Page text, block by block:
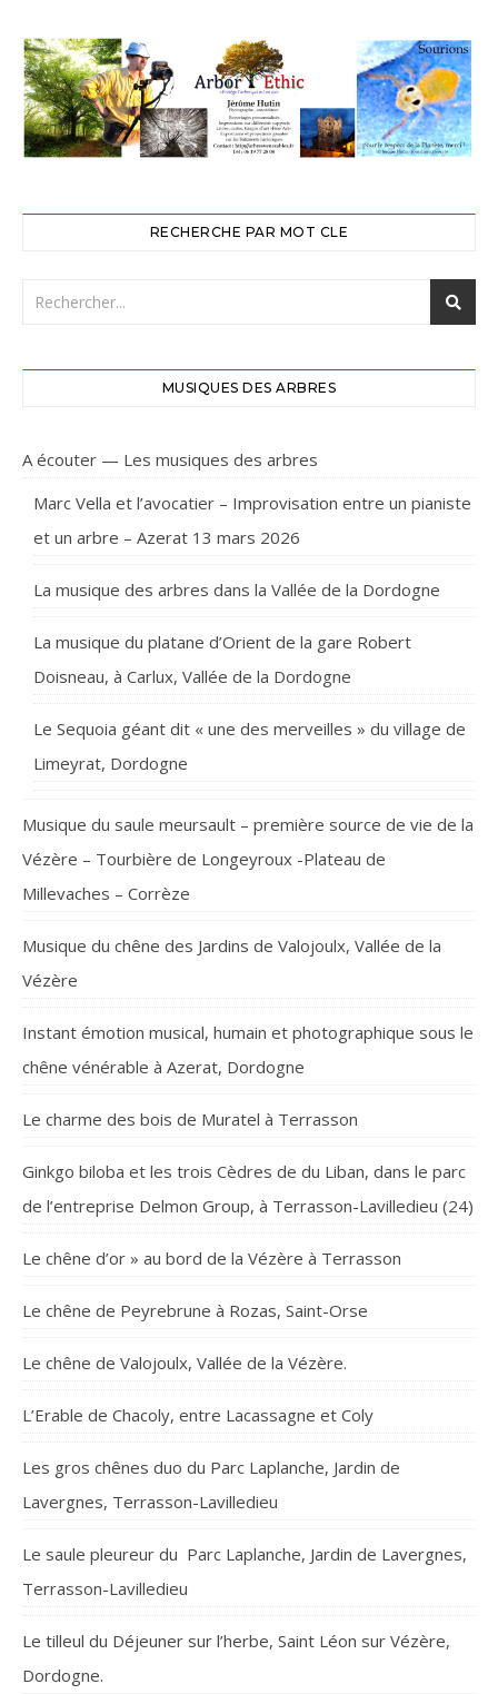
RECHERCHE PAR MOT CLE
MUSIQUES DES ARBRES
A écouter — Les musiques des arbres
Marc Vella et l’avocatier – Improvisation entre un pianiste
et un arbre – Azerat 13 mars 2026
La musique des arbres dans la Vallée de la Dordogne
La musique du platane d’Orient de la gare Robert
Doisneau, à Carlux, Vallée de la Dordogne
Le Sequoia géant dit « une des merveilles » du village de
Limeyrat, Dordogne
Musique du saule meursault – première source de vie de la
Vézère – Tourbière de Longeyroux -Plateau de
Millevaches – Corrèze
Musique du chêne des Jardins de Valojoulx, Vallée de la
Vézère
Instant émotion musical, humain et photographique sous le
chêne vénérable à Azerat, Dordogne
Le charme des bois de Muratel à Terrasson
Ginkgo biloba et les trois Cèdres de du Liban, dans le parc
de l’entreprise Delmon Group, à Terrasson-Lavilledieu (24)
Le chêne d’or » au bord de la Vézère à Terrasson
Le chêne de Peyrebrune à Rozas, Saint-Orse
Le chêne de Valojoulx, Vallée de la Vézère.
L’Erable de Chacoly, entre Lacassagne et Coly
Les gros chênes duo du Parc Laplanche, Jardin de
Lavergnes, Terrasson-Lavilledieu
Le saule pleureur du Parc Laplanche, Jardin de Lavergnes,
Terrasson-Lavilledieu
Le tilleul du Déjeuner sur l’herbe, Saint Léon sur Vézère,
Dordogne.